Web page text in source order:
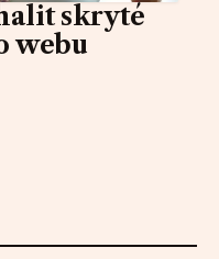
skryté
webu